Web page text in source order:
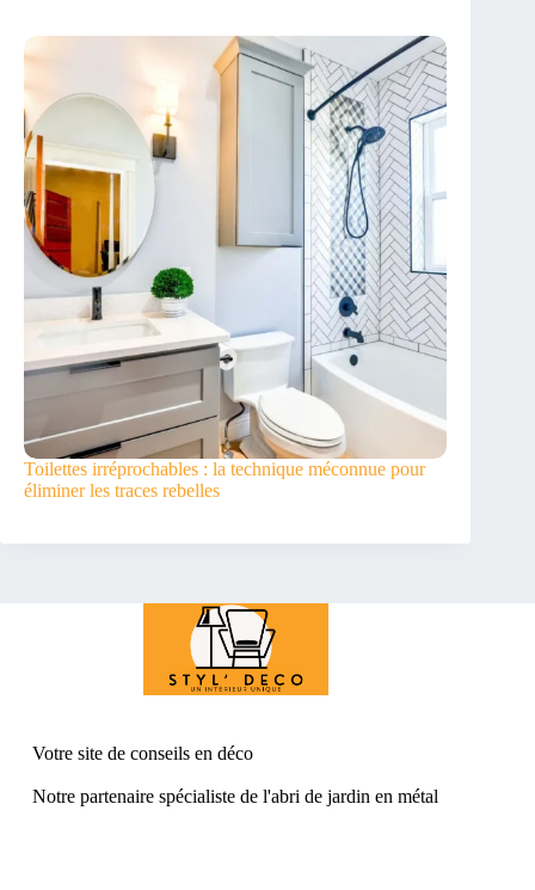
Toilettes irréprochables : la technique méconnue pour
éliminer les traces rebelles
Votre site de conseils en déco
Notre partenaire spécialiste de l'abri de jardin en métal